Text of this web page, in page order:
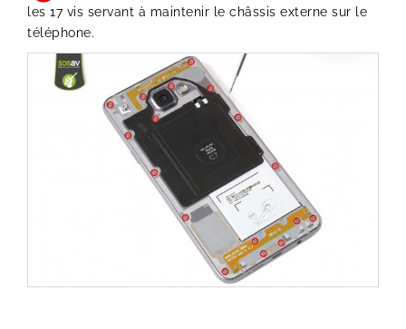
les 17 vis servant à maintenir le châssis externe sur le
téléphone.